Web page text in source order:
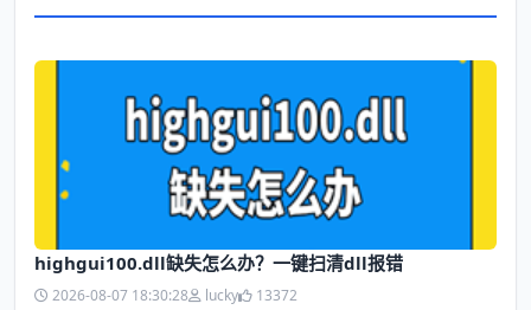
highgui100.dll缺失怎么办？一键扫清dll报错
2026-08-07 18:30:28 lucky 13372